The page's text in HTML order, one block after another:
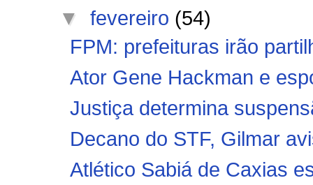
▼fevereiro (54)
FPM: prefeituras irão
Ator Gene Hackman e
Justiça determina
Decano do STF, Gilmar
Atlético Sabiá de Caxias